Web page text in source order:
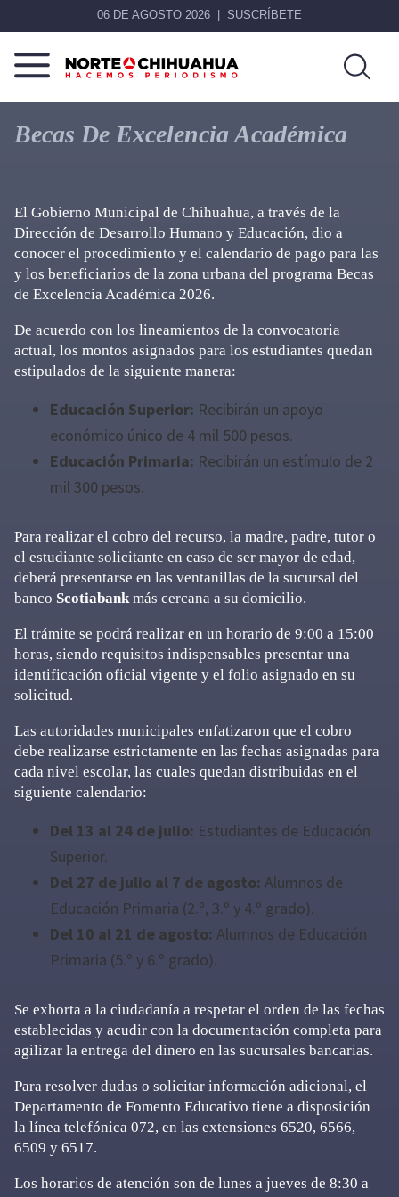
06 DE AGOSTO 2026 SUSCRÍBETE
Norte
Chihuahua
Más
que
noticias,
Becas De Excelencia Académica
El Gobierno Municipal de Chihuahua, a través de la
Dirección de Desarrollo Humano y Educación, dio a
conocer el procedimiento y el calendario de pago para las
y los beneficiarios de la zona urbana del programa Becas
de Excelencia Académica 2026.
De acuerdo con los lineamientos de la convocatoria
actual, los montos asignados para los estudiantes quedan
estipulados de la siguiente manera:
Educación Superior: Recibirán un apoyo
económico único de 4 mil 500 pesos.
Educación Primaria: Recibirán un estímulo de 2
mil 300 pesos.
Para realizar el cobro del recurso, la madre, padre, tutor o
el estudiante solicitante en caso de ser mayor de edad,
deberá presentarse en las ventanillas de la sucursal del
banco Scotiabankmás cercana a su domicilio.
El trámite se podrá realizar en un horario de 9:00 a 15:00
horas, siendo requisitos indispensables presentar una
identificación oficial vigente y el folio asignado en su
solicitud.
Las autoridades municipales enfatizaron que el cobro
debe realizarse estrictamente en las fechas asignadas para
cada nivel escolar, las cuales quedan distribuidas en el
siguiente calendario:
Del 13 al 24 de julio: Estudiantes de Educación
Superior.
Del 27 de julio al 7 de agosto: Alumnos de
Educación Primaria (2.º, 3.º y 4.º grado).
Del 10 al 21 de agosto: Alumnos de Educación
Primaria (5.º y 6.º grado).
Se exhorta a la ciudadanía a respetar el orden de las fechas
establecidas y acudir con la documentación completa para
agilizar la entrega del dinero en las sucursales bancarias.
Para resolver dudas o solicitar información adicional, el
Departamento de Fomento Educativo tiene a disposición
la línea telefónica 072, en las extensiones 6520, 6566,
6509 y 6517.
Los horarios de atención son de lunes a jueves de 8:30 a